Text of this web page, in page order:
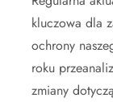
kluczowa dla
ochrony
roku
zmiany